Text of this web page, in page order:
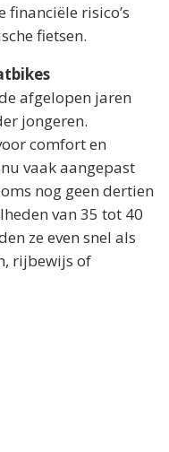
financiële risico’s
fietsen.
afgelopen jaren
jongeren.
comfort en
vaak aangepast
nog geen dertien
van 35 tot 40
ze even snel als
rijbewijs of